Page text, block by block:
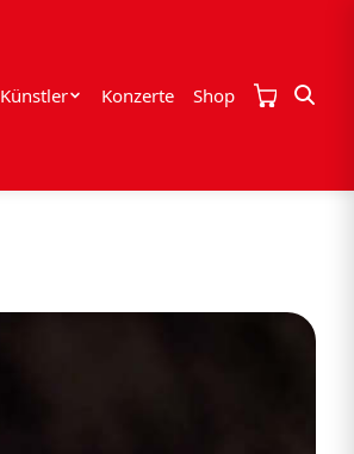
Künstler Konzerte Shop